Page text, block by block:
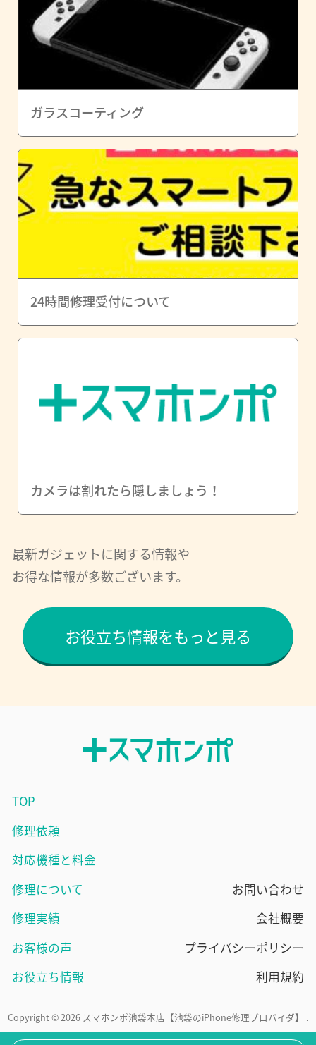
ガラスコーティング
24時間修理受付について
カメラは割れたら隠しましょう！
最新ガジェットに関する情報や
お得な情報が多数ございます。
お役立ち情報をもっと見る
TOP
修理依頼
対応機種と料金
修理について
修理実績
お客様の声
お役立ち情報
お問い合わせ
会社概要
プライバシーポリシー
利用規約
Copyright © 2026 スマホンポ池袋本店【池袋のiPhone修理プロバイダ】 .